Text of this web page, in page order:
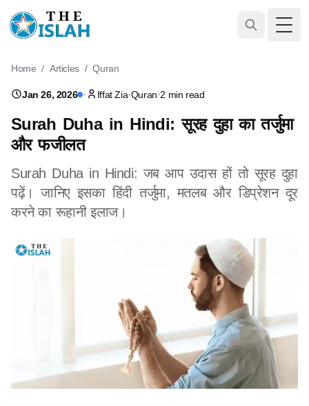
Home / Articles / Quran
Jan 26, 2026 · Iffat Zia·Quran·2 min read
Surah Duha in Hindi: सूरह दुहा का तर्जुमा
और फजीलत
Surah Duha in Hindi: जब आप उदास हों तो सूरह दुहा
पढ़ें। जानिए इसका हिंदी तर्जुमा, मतलब और डिप्रेशन दूर
करने का रूहानी इलाज।